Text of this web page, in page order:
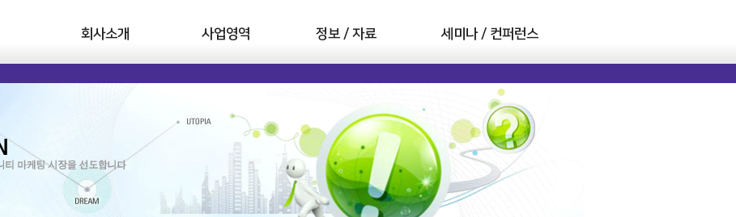
회사소개 사업영역 정보 / 자료 세미나 / 컨퍼런스